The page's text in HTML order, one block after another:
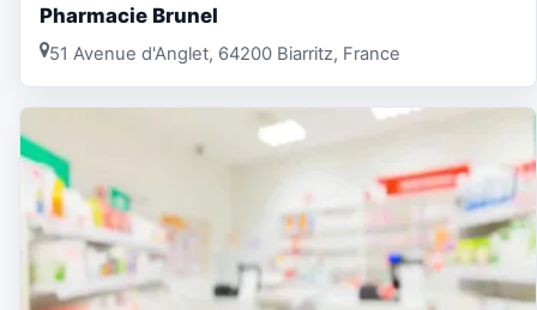
Pharmacie Brunel
51 Avenue d'Anglet, 64200 Biarritz, France